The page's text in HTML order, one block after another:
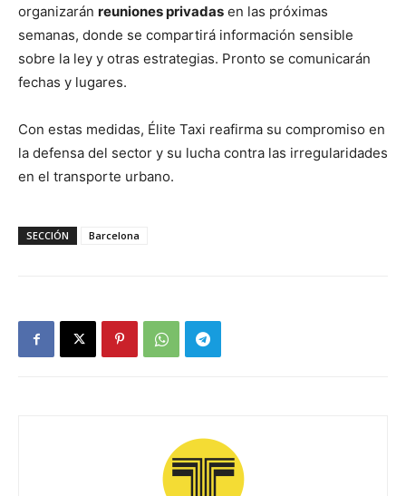
organizarán reuniones privadas en las próximas
semanas, donde se compartirá información sensible
sobre la ley y otras estrategias. Pronto se comunicarán
fechas y lugares.
Con estas medidas, Élite Taxi reafirma su compromiso en
la defensa del sector y su lucha contra las irregularidades
en el transporte urbano.
SECCIÓN Barcelona